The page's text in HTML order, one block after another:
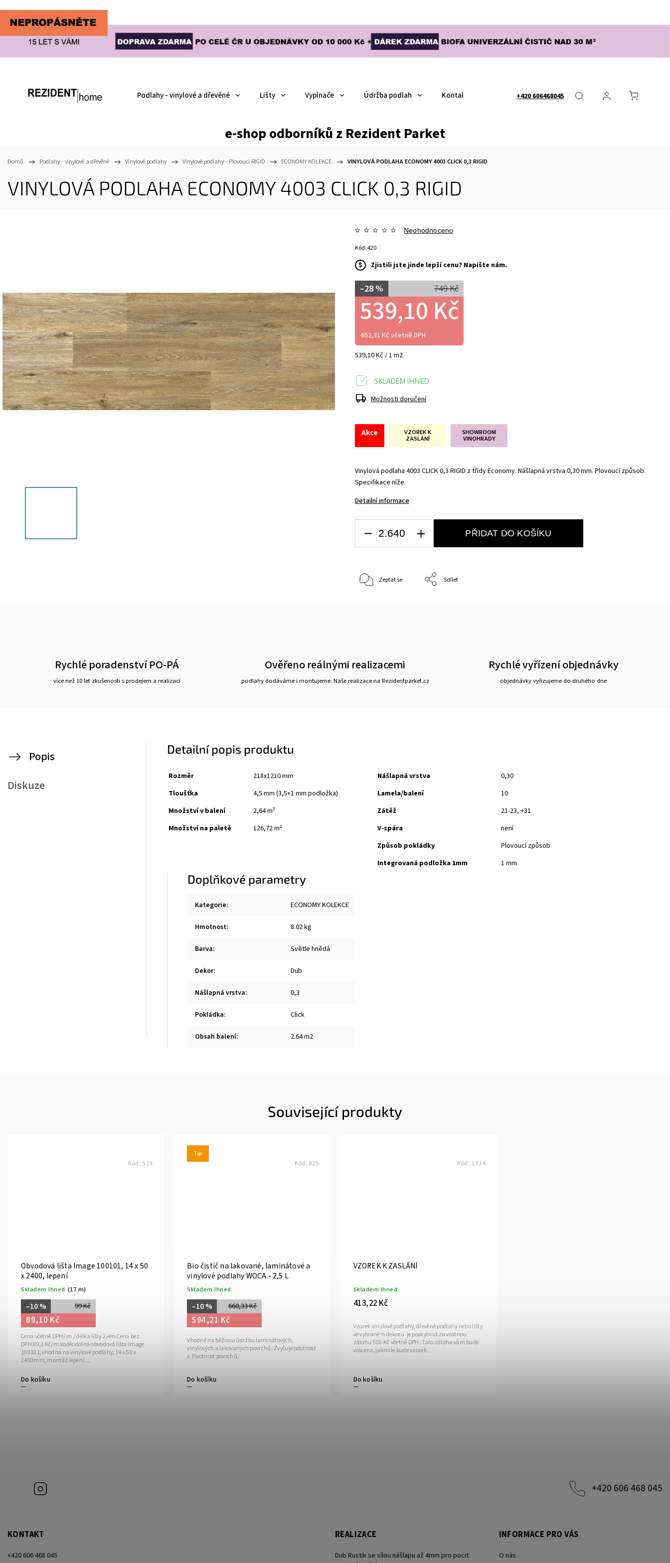
+420 606468045
Podlahy - vinylové a dřevěné Lišty Vypínače Údržba podlah Kontakty Obchodní podmínky Nápověda - FAQ
e-shop odborníků z Rezident Parket
Domů / Podlahy - vinylové a dřevěné / Vinylové podlahy / Vinylové podlahy - Plovoucí RIGID / ECONOMY KOLEKCE / VINYLOVÁ PODLAHA ECONOMY 4003 CLICK 0,3 RIGID
VINYLOVÁ PODLAHA ECONOMY 4003 CLICK 0,3 RIGID
Neohodnoceno
749 Kč
–28 %
539,10 Kč / 1 m2
539,10 Kč
652,31 Kč včetně DPH
$ Zjistili jste jinde lepší cenu? Napište nám.
Kód:420
Akce VZOREK K
ZASLÁNÍ
SHOWROOM
VINOHRADY
Vinylová podlaha 4003 CLICK 0,3 RIGID z třídy Economy. Nášlapná vrstva 0,30 mm. Plovoucí způsob.
Specifikace níže.
Detailní informace
SKLADEM IHNED
Možnosti doručení
PŘIDAT DO KOŠÍKU
Zeptat se Sdílet
Rychlé poradenství PO-PÁ
více než 10 let zkušenosti s prodejem a realizací
Ověřeno reálnými realizacemi
podlahy dodáváme i montujeme. Naše realizace na Rezidentparket.cz
Rychlé vyřízení objednávky
objednávky vyřizujeme do druhého dne
Popis
Diskuze
Detailní popis produktu
Rozměr 218x1210 mm Nášlapná vrstva
0,30
Tloušťka
4,5 mm (3,5+1 mm podložka) Lamela/balení
10
Množství v balení
2,64 m² Zátěž
21-23, +31
Množství na paletě
126,72 m² V-spára
není
Způsob pokládky
Plovoucí způsob
Integrovaná podložka 1mm
1 mm
Doplňkové parametry
Kategorie: ECONOMY KOLEKCE
Hmotnost: 8.02 kg
Barva: Světle hnědá
Dekor: Dub
Nášlapná vrstva: 0,3
Pokládka: Click
Obsah balení: 2.64 m2
Související produkty
Obvodová lišta Image 100101, 14 x 50
x 2400, lepení
Skladem Ihned (17 m)
99 Kč
–10 %
89,10 Kč
Do košíku
Cena včetně DPH/ m / délka lišty 2,4m Cena bez
DPH 89,1 Kč/m Voděodolná obvodová lišta Image
100101, vhodná na vinylové podlahy, 14 x 50 x
2400mm, montáž lepení....
Kód:519
Tip
Bio čistič na lakované, laminátové a
vinylové podlahy WOCA - 2,5 L
Skladem Ihned
660,33 Kč
–10 %
594,21 Kč
Do košíku
Vhodné na běžnou údržbu laminátových,
vinylových a lakovaných povrchů. Zvyšuje odolnost
Kód: 825
VZOREK K ZASLÁNÍ
Skladem Ihned
413,22 Kč
Do košíku
Vzorek vinylové podlahy, dřevěné podlahy nebo lišty
ve vybraném dekoru je poskytnut za vratnou
zálohu 500 Kč včetně DPH. Tato záloha vám bude
vrácena, jakmile bude vzorek...
Kód: 1334
+420 606 468 045
KONTAKT
+420 606 468 045
REALIZACE
Dub Rustik se sílou nášlapu až 4mm pro pocit
INFORMACE PRO VÁS
O nás